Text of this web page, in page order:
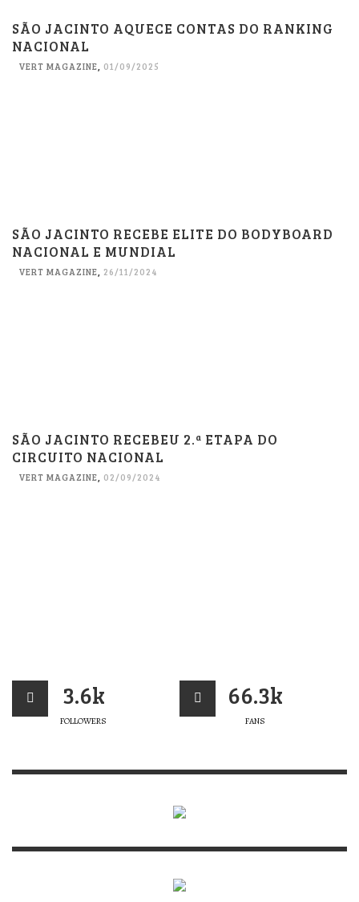
SÃO JACINTO AQUECE CONTAS DO RANKING
NACIONAL
VERT MAGAZINE 01/09/2025
SÃO JACINTO RECEBE ELITE DO BODYBOARD
NACIONAL E MUNDIAL
VERT MAGAZINE, 26/11/2024
SÃO JACINTO RECEBEU 2.ª ETAPA DO
CIRCUITO NACIONAL
VERT MAGAZINE, 02/09/2024
3.6k
FOLLOWERS
66.3k
FANS